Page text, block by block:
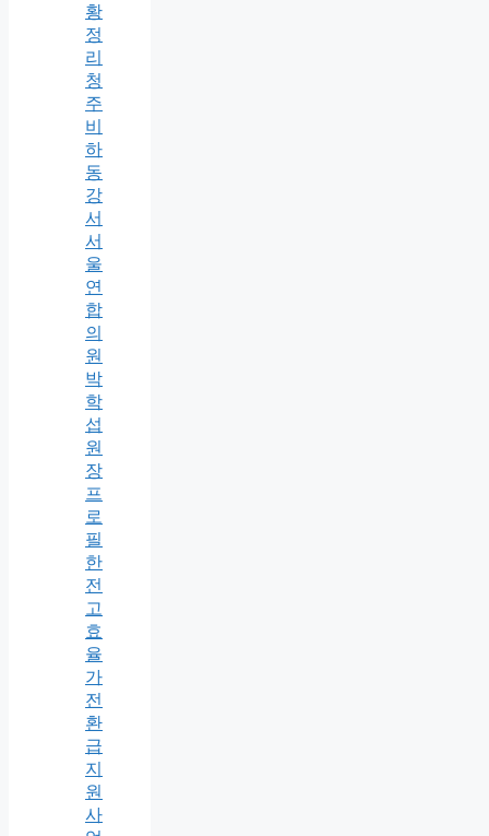
황
정
리
청
주
비
하
동
강
서
서
울
연
합
의
원
박
학
섭
원
장
프
로
필
한
전
고
효
율
가
전
환
급
지
원
사